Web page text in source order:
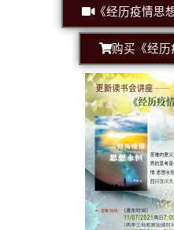
《经历疫情思
购买《经历